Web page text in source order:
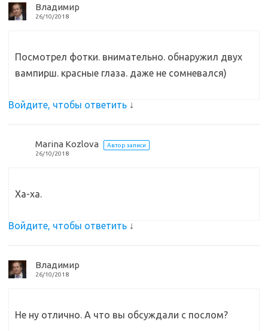
Владимир
26/10/2018
Посмотрел фотки. внимательно. обнаружил двух
вампирш. красные глаза. даже не сомневался)
Войдите, чтобы ответить ↓
Marina Kozlova
Автор записи
26/10/2018
Ха-ха.
Войдите, чтобы ответить ↓
Владимир
26/10/2018
Не ну отлично. А что вы обсуждали с послом?